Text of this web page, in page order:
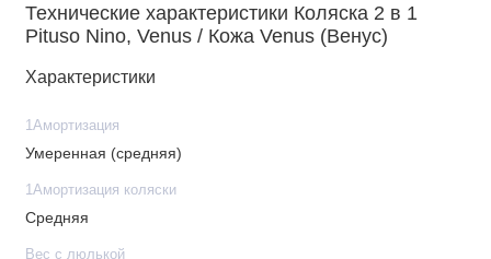
Универсальная ширина колесной базы 59 см, что позволяет
узкими проемами. Наличие амортизации на колесах
дорогам, а гелевые колеса на подшипниках позволят с
легкостью справиться с переездом бордюр и без особых
затруднений проедут по заснеженной тропе.
Технические характеристики Коляска 2 в 1
Pituso Nino, Venus / Кожа Venus (Венус)
Характеристики
1Амортизация
Умеренная (средняя)
1Амортизация коляски
Средняя
Вес с люлькой